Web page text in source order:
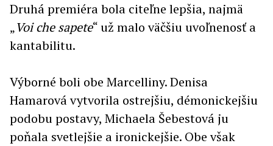
Druhá premiéra bola citeľne lepšia, najmä
„Voi che sapete“ už malo väčšiu uvoľnenosť a
kantabilitu.
Výborné boli obe Marcelliny. Denisa
Hamarová vytvorila ostrejšiu, démonickejšiu
podobu postavy, Michaela Šebestová ju
poňala svetlejšie a ironickejšie. Obe však